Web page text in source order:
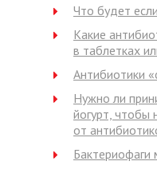
Что будет
Какие
в таблетках
Антибиотики
Нужно ли
йогурт, чтобы
от
Бактериофаги